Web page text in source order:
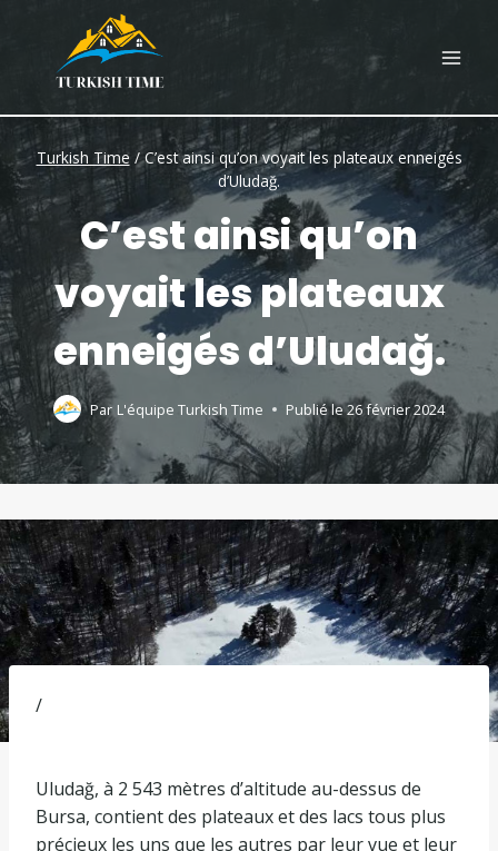
content
Turkish Time /C’est ainsi qu’on voyait les plateaux enneigés
d’Uludağ.
C’est ainsi qu’on
voyait les plateaux
enneigés d’Uludağ.
Par L'équipe Turkish Time Publié le26 février 2024
/
Uludağ, à 2 543 mètres d’altitude au-dessus de
Bursa, contient des plateaux et des lacs tous plus
précieux les uns que les autres par leur vue et leur